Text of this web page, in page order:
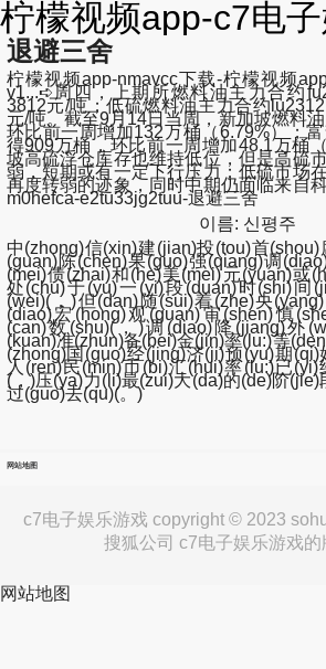
柠檬视频app-c7电
退避三舍
柠檬视频app-nmavcc下载-柠檬视频
v1...➪周四，上期所燃料油主力合约
3812元/吨；低硫燃料油主力合约
元/吨。截至9月14日当周，新加坡燃料
环比前一周增加132万桶（6.79%）；
得909万桶，环比前一周增加48.1万桶
坡高硫浮仓库存也维持低位，但是高硫
弱，短期或有一定下行压力；低硫市场
再度转弱的迹象，同时中期仍面临来自
m0hefca-e2tu33jg2tuu-退避三舍
이름: 신평주
中(zhong)信(xin)建(jian)投(tou)首
(guan)陈(chen)果(guo)强(qiang)调
(mei)债(zhai)和(he)美(mei)元(yuan)或
处(chu)于(yu)一(yi)段(duan)时(shi)间
(wei)(，)但(dan)随(sui)着(zhe)央
(diao)宏(hong)观(guan)审(shen)慎
(can)数(shu)(，)调(diao)降(jiang)外
(kuan)准(zhun)备(bei)金(jin)率(lu:)等
(zhong)国(guo)经(jing)济(ji)预(yu)期(qi)
人(ren)民(min)币(bi)汇(hui)率(lu:)已
(，)压(ya)力(li)最(zui)大(da)的(de)阶
过(guo)去(qu)(。)
网站地图
c7电子娱乐游戏 copyright © 2023
搜狐公司 c7电子娱乐游戏的
网站地图